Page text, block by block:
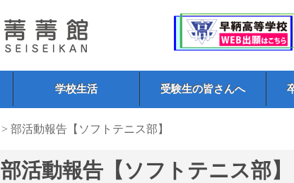
学校生活 受験生の皆さんへ
> 部活動報告【ソフトテニス部】
部活動報告【ソフトテニス部】